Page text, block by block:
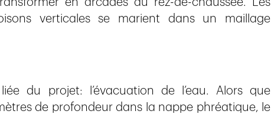
en arcades au rez-de-chaussée. Les
verticales se marient dans un maillage
du projet: l’évacuation de l’eau. Alors que
de profondeur dans la nappe phréatique, le